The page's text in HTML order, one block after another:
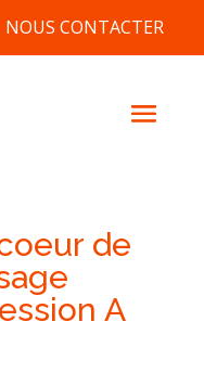
NOUS CONTACTER
de
A